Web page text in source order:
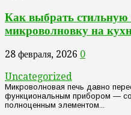
Как выбрать стильную
микроволновку на
28 февраля, 2026 0
Uncategorized
Микроволновая печь давно
функциональным прибором —
полноценным элементом...